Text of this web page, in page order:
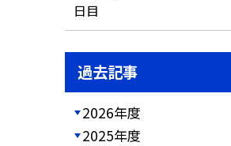
日目
過去記事
2026年度
2025年度